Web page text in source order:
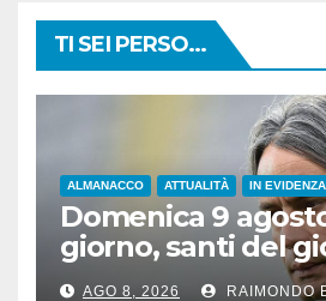
TI SEI PERSO...
ALMANACCO ATTUALITÀ IN EVIDENZA
Domenica 9
giorno, santi del
famosi, accadde
AGO 8, 2026 RAIMONDO